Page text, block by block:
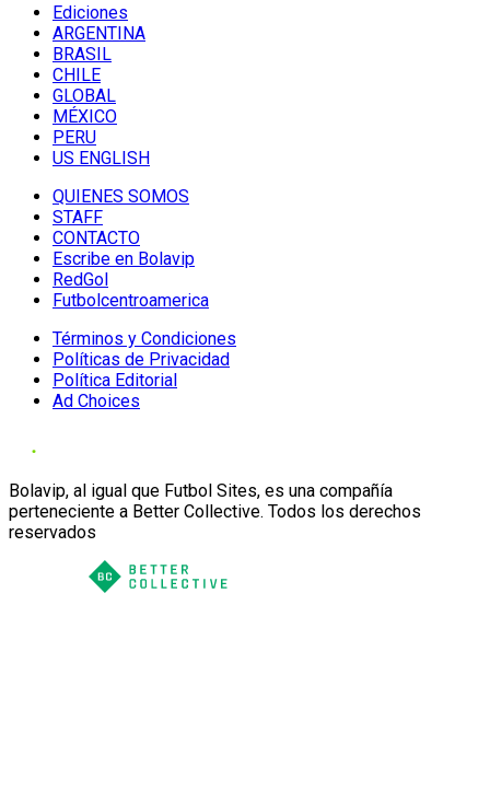
Ediciones
ARGENTINA
BRASIL
CHILE
GLOBAL
MÉXICO
PERU
US ENGLISH
QUIENES SOMOS
STAFF
CONTACTO
Escribe en Bolavip
RedGol
Futbolcentroamerica
Términos y Condiciones
Políticas de Privacidad
Política Editorial
Ad Choices
Bolavip, al igual que Futbol Sites, es una compañía
perteneciente a Better Collective. Todos los derechos
reservados